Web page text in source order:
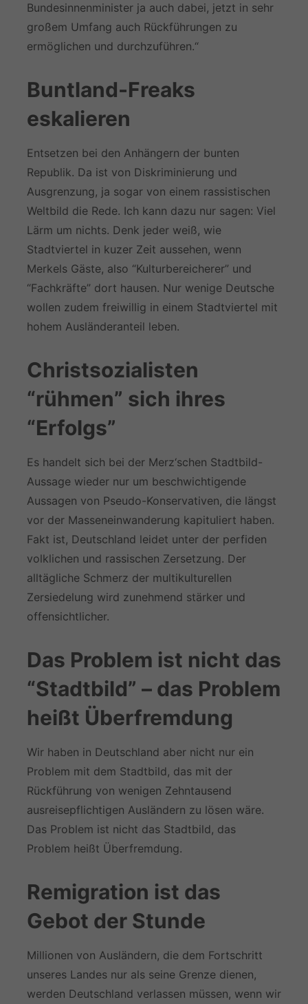
Bundesinnenminister ja auch dabei, jetzt in sehr
großem Umfang auch Rückführungen zu
ermöglichen und durchzuführen.“
Buntland-Freaks
eskalieren
Entsetzen bei den Anhängern der bunten
Republik. Da ist von Diskriminierung und
Ausgrenzung, ja sogar von einem rassistischen
Weltbild die Rede. Ich kann dazu nur sagen: Viel
Lärm um nichts. Denk jeder weiß, wie
Stadtviertel in kuzer Zeit aussehen, wenn
Merkels Gäste, also “Kulturbereicherer” und
“Fachkräfte” dort hausen. Nur wenige Deutsche
wollen zudem freiwillig in einem Stadtviertel mit
hohem Ausländeranteil leben.
Christsozialisten
“rühmen” sich ihres
“Erfolgs”
Es handelt sich bei der Merz‘schen Stadtbild-
Aussage wieder nur um beschwichtigende
Aussagen von Pseudo-Konservativen, die längst
vor der Masseneinwanderung kapituliert haben.
Fakt ist, Deutschland leidet unter der perfiden
volklichen und rassischen Zersetzung. Der
alltägliche Schmerz der multikulturellen
Zersiedelung wird zunehmend stärker und
offensichtlicher.
Das Problem ist nicht das
“Stadtbild” – das Problem
heißt Überfremdung
Wir haben in Deutschland aber nicht nur ein
Problem mit dem Stadtbild, das mit der
Rückführung von wenigen Zehntausend
ausreisepflichtigen Ausländern zu lösen wäre.
Das Problem ist nicht das Stadtbild, das
Problem heißt Überfremdung.
Remigration ist das
Gebot der Stunde
Millionen von Ausländern, die dem Fortschritt
unseres Landes nur als seine Grenze dienen,
werden Deutschland verlassen müssen, wenn wir